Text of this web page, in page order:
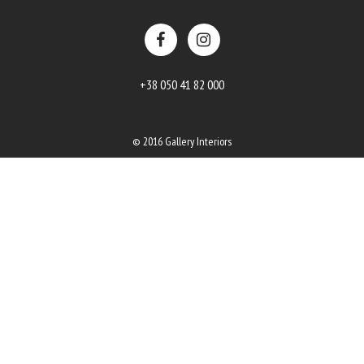
+38 050 41 82 000
© 2016 Gallery Interiors